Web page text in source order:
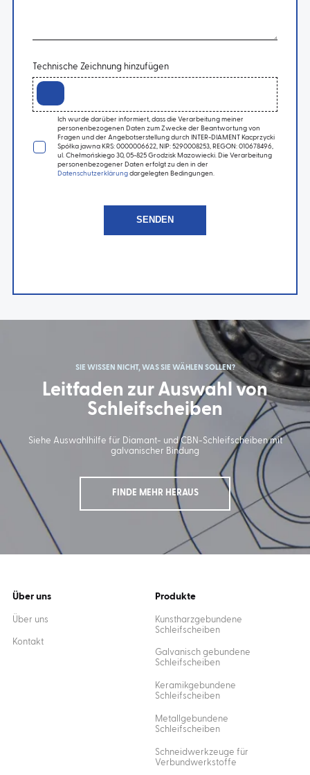
Technische Zeichnung hinzufügen
Ich wurde darüber informiert, dass die Verarbeitung meiner
personenbezogenen Daten zum Zwecke der Beantwortung von
Fragen und der Angebotserstellung durch INTER-DIAMENT Kacprzycki
Spółka jawna KRS: 0000006622, NIP: 5290008253, REGON: 010678496,
ul. Chełmońskiego 30, 05-825 Grodzisk Mazowiecki. Die Verarbeitung
personenbezogener Daten erfolgt zu den in der
Datenschutzerklärungdargelegten Bedingungen.
SIE WISSEN NICHT, WAS SIE WÄHLEN SOLLEN?
Leitfaden zur Auswahl von
Schleifscheiben
Siehe Auswahlhilfe für Diamant- und CBN-Schleifscheiben mit
galvanischer Bindung
FINDE MEHR HERAUS
Über uns
Über uns
Kontakt
Produkte
Kunstharzgebundene
Schleifscheiben
Galvanisch gebundene
Schleifscheiben
Keramikgebundene
Schleifscheiben
Metallgebundene
Schleifscheiben
Schneidwerkzeuge für
Verbundwerkstoffe